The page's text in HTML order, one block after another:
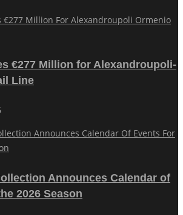
€277 Million for Alexandroupoli-
Line
Announces Calendar of
2026 Season